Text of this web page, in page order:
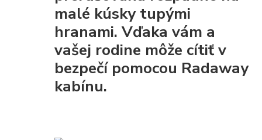
malé kúsky tupými
hranami. Vďaka vám a
vašej rodine môže cítiť v
bezpečí pomocou Radaway
kabínu.